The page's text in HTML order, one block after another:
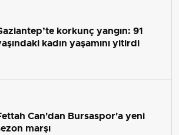
korkunç yangın: 91
kadın yaşamını yitirdi
Can'dan Bursaspor'a yeni
marşı